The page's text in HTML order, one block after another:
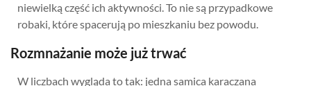
niewielką część ich aktywności. To nie są przypadkowe
robaki, które spacerują po mieszkaniu bez powodu.
Rozmnażanie może już trwać
W liczbach wygląda to tak: jedna samica karaczana